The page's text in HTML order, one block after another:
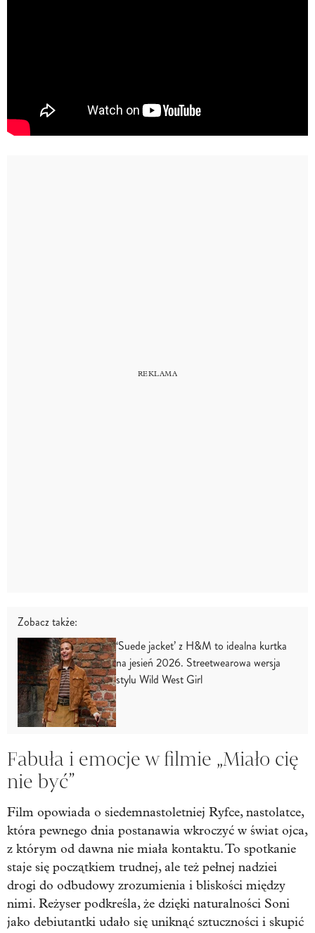
Zobacz także:
‘Suede jacket’ z H&M to idealna kurtka
na jesień 2026. Streetwearowa wersja
stylu Wild West Girl
Fabuła i emocje w filmie „Miało cię
nie być”
Film opowiada o siedemnastoletniej Ryfce, nastolatce,
która pewnego dnia postanawia wkroczyć w świat ojca,
z którym od dawna nie miała kontaktu. To spotkanie
staje się początkiem trudnej, ale też pełnej nadziei
drogi do odbudowy zrozumienia i bliskości między
nimi. Reżyser podkreśla, że dzięki naturalności Soni
jako debiutantki udało się uniknąć sztuczności i skupić